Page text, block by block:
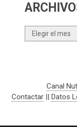
Archivos
Canal
Contactar ||Datos